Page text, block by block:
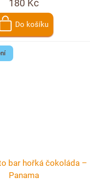
180 Kč
Do košíku
bar hořká čokoláda –
Panama